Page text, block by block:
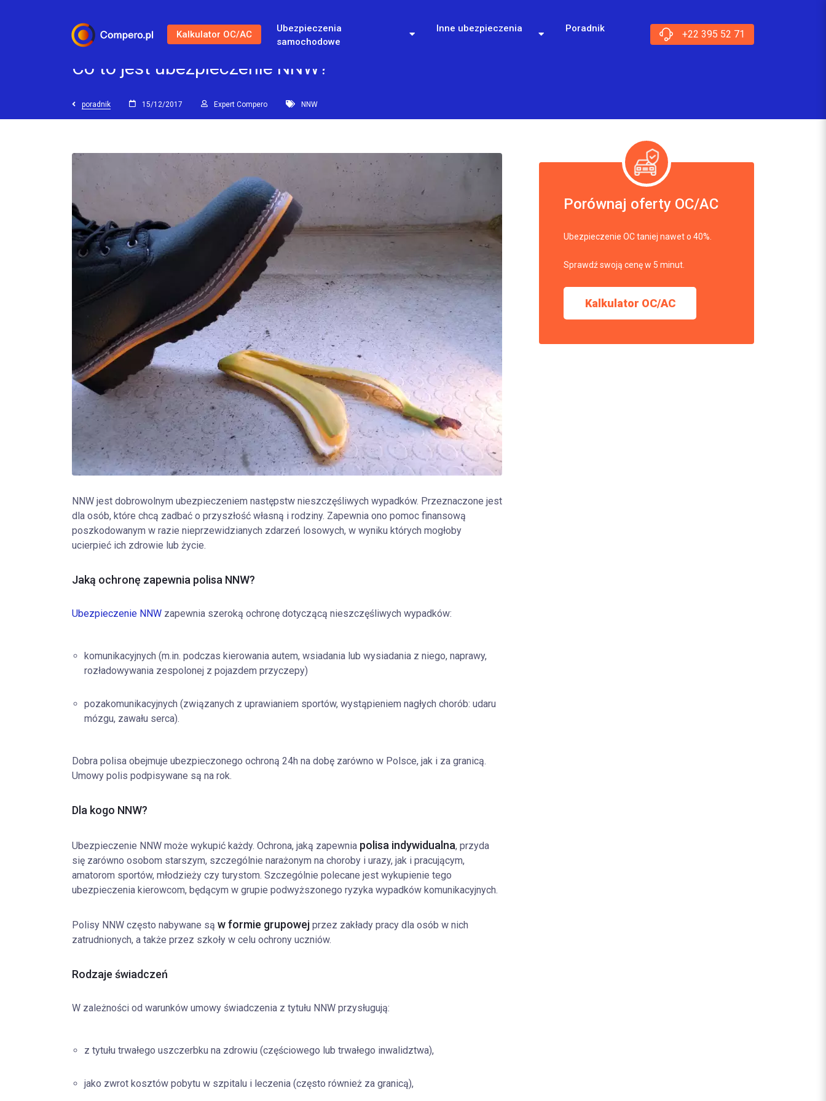
Kalkulator OC/AC
Ubezpieczenia
samochodowe
Inne ubezpieczenia Poradnik +22 395 52 71
Co to jest ubezpieczenie NNW?
poradnik 15/12/2017 Expert Compero NNW
NNW jest dobrowolnym ubezpieczeniem następstw nieszczęśliwych wypadków. Przeznaczone jest
dla osób, które chcą zadbać o przyszłość własną i rodziny. Zapewnia ono pomoc finansową
poszkodowanym w razie nieprzewidzianych zdarzeń losowych, w wyniku których mogłoby
ucierpieć ich zdrowie lub życie.
Jaką ochronę zapewnia polisa NNW?
Ubezpieczenie NNW zapewnia szeroką ochronę dotyczącą nieszczęśliwych wypadków:
komunikacyjnych (m.in. podczas kierowania autem, wsiadania lub wysiadania z niego, naprawy,
rozładowywania zespolonej z pojazdem przyczepy)
pozakomunikacyjnych (związanych z uprawianiem sportów, wystąpieniem nagłych chorób: udaru
mózgu, zawału serca).
Dobra polisa obejmuje ubezpieczonego ochroną 24h na dobę zarówno w Polsce, jak i za granicą.
Umowy polis podpisywane są na rok.
Dla kogo NNW?
Ubezpieczenie NNW może wykupić każdy. Ochrona, jaką zapewnia polisa indywidualna, przyda
się zarówno osobom starszym, szczególnie narażonym na choroby i urazy, jak i pracującym,
amatorom sportów, młodzieży czy turystom. Szczególnie polecane jest wykupienie tego
ubezpieczenia kierowcom, będącym w grupie podwyższonego ryzyka wypadków komunikacyjnych.
Polisy NNW często nabywane są w formie grupowej przez zakłady pracy dla osób w nich
zatrudnionych, a także przez szkoły w celu ochrony uczniów.
Rodzaje świadczeń
W zależności od warunków umowy świadczenia z tytułu NNW przysługują:
z tytułu trwałego uszczerbku na zdrowiu (częściowego lub trwałego inwalidztwa),
jako zwrot kosztów pobytu w szpitalu i leczenia (często również za granicą),
Porównaj oferty OC/AC
Ubezpieczenie OC taniej nawet o 40%.
Sprawdź swoją cenę w 5 minut.
Kalkulator OC/AC